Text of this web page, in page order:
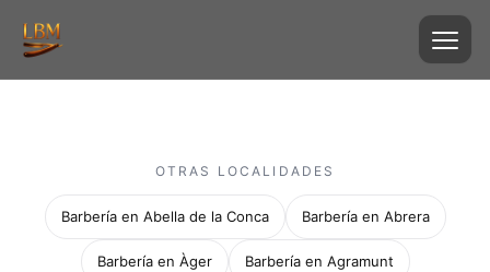
OTRAS LOCALIDADES
Barbería en Abella de la Conca Barbería en Abrera
Barbería en Àger Barbería en Agramunt